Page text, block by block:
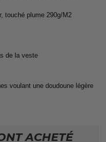
touché plume 290g/M2
de la veste
voulant une doudoune légère
ACHETÉ